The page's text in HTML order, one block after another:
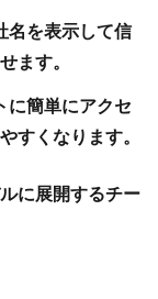
名を表示して信
ます。
に簡単にアクセ
すくなります。
に展開するチー